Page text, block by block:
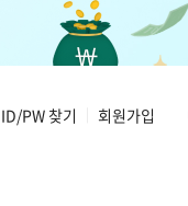
ID/PW 찾기 회원가입